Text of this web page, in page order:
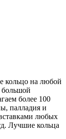
кольцо на любой
большой
более 100
палладия и
любых
Лучшие кольца